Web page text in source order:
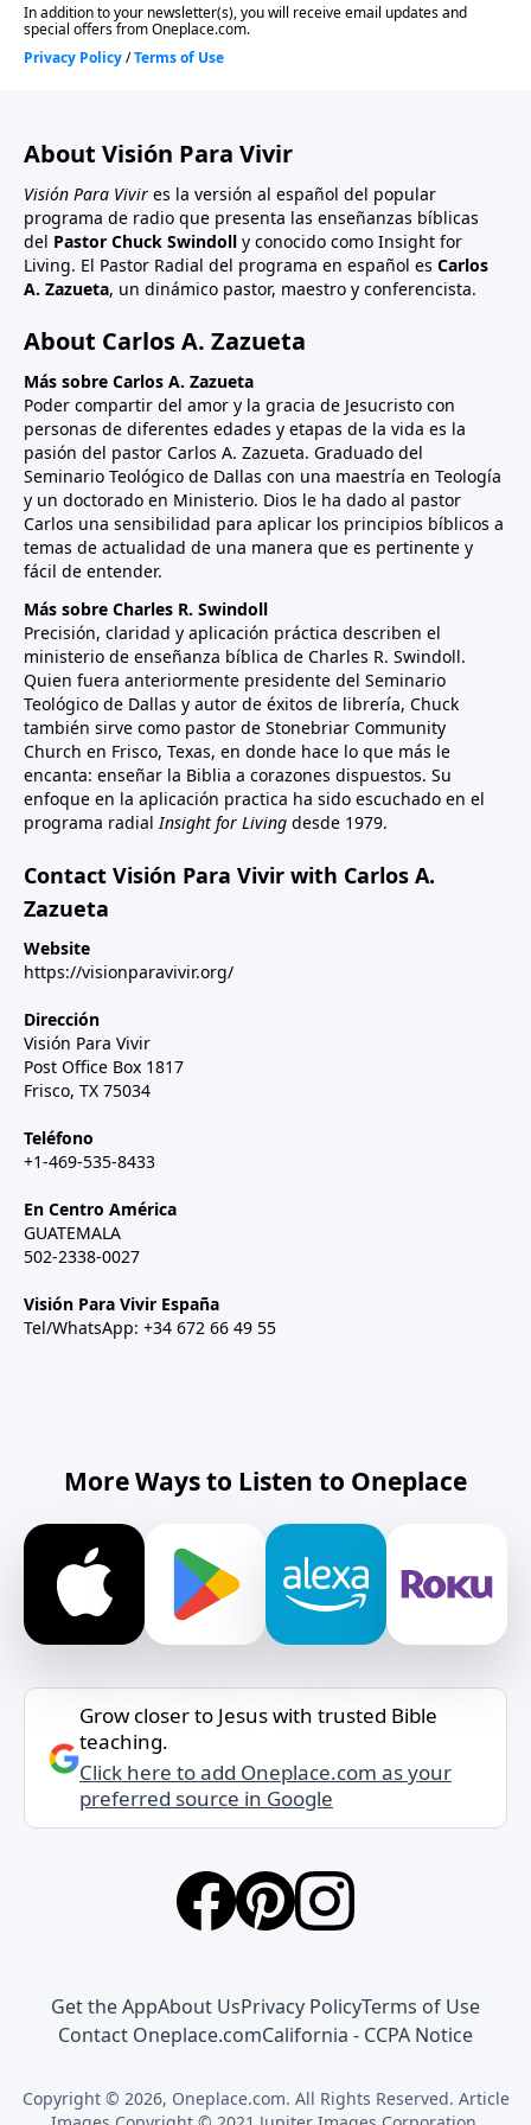
About Visión Para Vivir
Visión Para Vivir es la versión al español del popular
programa de radio que presenta las enseñanzas bíblicas
del Pastor Chuck Swindoll y conocido como Insight for
Living. El Pastor Radial del programa en español es Carlos
A. Zazueta, un dinámico pastor, maestro y conferencista.
About Carlos A. Zazueta
Más sobre Carlos A. Zazueta
Poder compartir del amor y la gracia de Jesucristo con
personas de diferentes edades y etapas de la vida es la
pasión del pastor Carlos A. Zazueta. Graduado del
Seminario Teológico de Dallas con una maestría en Teología
y un doctorado en Ministerio. Dios le ha dado al pastor
Carlos una sensibilidad para aplicar los principios bíblicos a
temas de actualidad de una manera que es pertinente y
fácil de entender.
Más sobre Charles R. Swindoll
Precisión, claridad y aplicación práctica describen el
ministerio de enseñanza bíblica de Charles R. Swindoll.
Quien fuera anteriormente presidente del Seminario
Teológico de Dallas y autor de éxitos de librería, Chuck
también sirve como pastor de Stonebriar Community
Church en Frisco, Texas, en donde hace lo que más le
encanta: enseñar la Biblia a corazones dispuestos. Su
enfoque en la aplicación practica ha sido escuchado en el
programa radialInsight for Living desde 1979.
Contact Visión Para Vivir with Carlos A.
Zazueta
Website
https://visionparavivir.org/
Dirección
Visión Para Vivir
Post Office Box 1817
Frisco, TX 75034
Teléfono
+1-469-535-8433
En Centro América
GUATEMALA
502-2338-0027
Visión Para Vivir España
Tel/WhatsApp: +34 672 66 49 55
More Ways to Listen to Oneplace
Grow closer to Jesus with trusted Bible
teaching.
Click here to add Oneplace.com as your
preferred source in Google
Get the AppAbout UsPrivacy PolicyTerms of Use
Contact Oneplace.comCalifornia - CCPA Notice
Copyright © 2026, Oneplace.com. All Rights Reserved. Article